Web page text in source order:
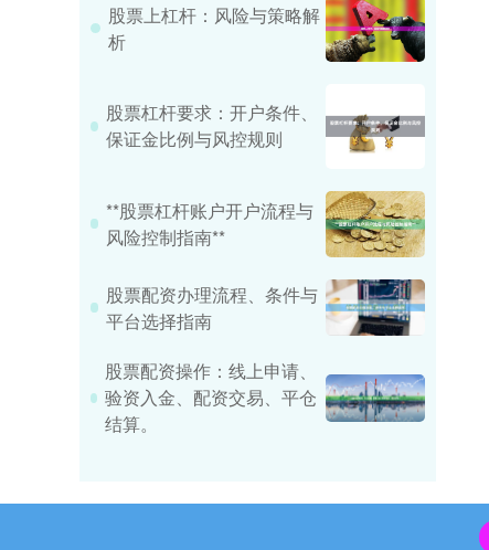
股票上杠杆：风险与策略解
析
股票杠杆要求：开户条件、
保证金比例与风控规则
**股票杠杆账户开户流程与
风险控制指南**
股票配资办理流程、条件与
平台选择指南
股票配资操作：线上申请、
验资入金、配资交易、平仓
结算。